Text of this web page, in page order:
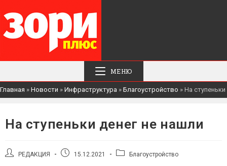
МЕНЮ
Главная » Новости » Инфраструктура » Благоустройство » На
На ступеньки денег не нашли
АвторРЕДАКЦИЯ
Запись15.12.2021
РубрикаБлагоустройство